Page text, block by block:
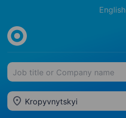
English
Job title or Company name
Kropyvnytskyi